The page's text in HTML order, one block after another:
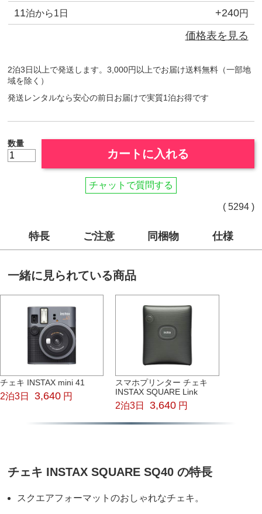
11泊から1日 +240円
価格表を見る
2泊3日以上で発送します。3,000円以上でお届け送料無料（一部地
域を除く）
発送レンタルなら安心の前日お届けで実質1泊お得です
数量
カートに入れる
チャットで質問する
( 5294 )
特長 ご注意 同梱物 仕様
一緒に見られている商品
チェキ INSTAX mini 41
2泊3日 3,640 円
スマホプリンター チェキ
INSTAX SQUARE Link
2泊3日 3,640 円
チェキ INSTAX SQUARE SQ40 の特長
スクエアフォーマットのおしゃれなチェキ。